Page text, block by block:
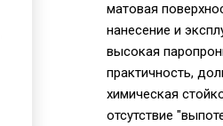
матовая
нанесение и
высокая
практичность,
химическая
отсутствие